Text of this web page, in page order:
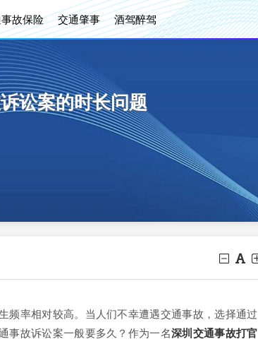
故保险 交通肇事 酒驾醉驾
讼案的时长问题
率相对较高。当人们不幸遭遇交通事故，选择通过
事故诉讼案一般要多久？作为一名深圳交通事故打官